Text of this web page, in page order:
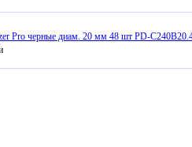
Pro черные диам. 20 мм 48 шт PD-